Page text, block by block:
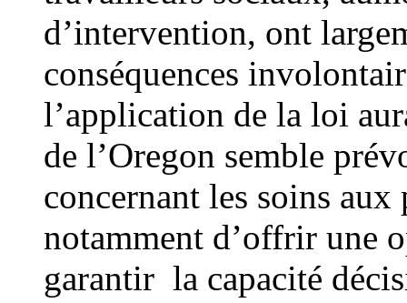
d’intervention, ont
conséquences
l’application de la loi
de l’Oregon semble
concernant les soins
notamment d’offrir une
garantir la capacité